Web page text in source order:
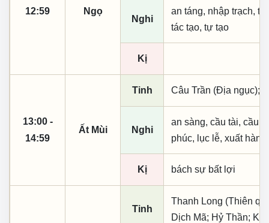
12:59
Ngọ
Nghi
an táng, nhập trạch,
tác tạo, tự tạo
Kị
13:00 -
14:59
Ất Mùi
Tinh Câu Trần (Địa ngục);
Nghi
an sàng, cầu tài, cầu
phúc, lục lễ, xuất
Kị bách sự bất lợi
Tinh
Thanh Long (Thiên
Dịch Mã; Hỷ Thần;